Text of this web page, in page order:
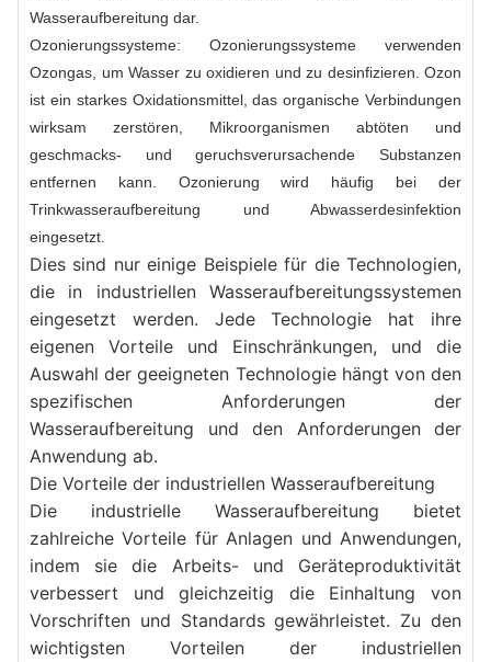
Wasseraufbereitung dar.
Ozonierungssysteme: Ozonierungssysteme verwenden
Ozongas, um Wasser zu oxidieren und zu desinfizieren. Ozon
ist ein starkes Oxidationsmittel, das organische Verbindungen
wirksam zerstören, Mikroorganismen abtöten und
geschmacks- und geruchsverursachende Substanzen
entfernen kann. Ozonierung wird häufig bei der
Trinkwasseraufbereitung und Abwasserdesinfektion
eingesetzt.
Dies sind nur einige Beispiele für die Technologien,
die in industriellen Wasseraufbereitungssystemen
eingesetzt werden. Jede Technologie hat ihre
eigenen Vorteile und Einschränkungen, und die
Auswahl der geeigneten Technologie hängt von den
spezifischen Anforderungen der
Wasseraufbereitung und den Anforderungen der
Anwendung ab.
Die Vorteile der industriellen Wasseraufbereitung
Die industrielle Wasseraufbereitung bietet
zahlreiche Vorteile für Anlagen und Anwendungen,
indem sie die Arbeits- und Geräteproduktivität
verbessert und gleichzeitig die Einhaltung von
Vorschriften und Standards gewährleistet. Zu den
wichtigsten Vorteilen der industriellen